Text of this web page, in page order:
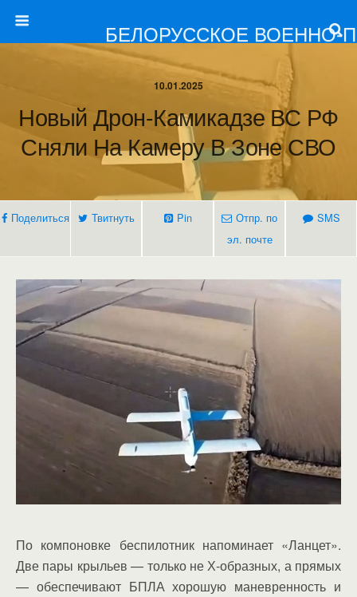
БЕЛОРУССКОЕ ВОЕННО-
10.01.2025
Новый Дрон-Камикадзе ВС РФ
Сняли На Камеру В Зоне СВО
Поделиться Твитнуть Pin
Отпр. по
эл. почте
SMS
По компоновке беспилотник напоминает «Ланцет».
Две пары крыльев — только не Х-образных, а прямых
— обеспечивают БПЛА хорошую маневренность и